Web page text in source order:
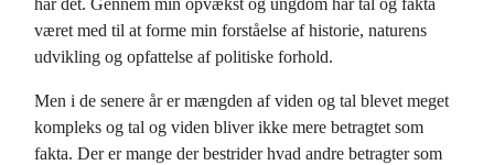
har det. Gennem min opvækst og ungdom har tal og fakta
været med til at forme min forståelse af historie, naturens
udvikling og opfattelse af politiske forhold.
Men i de senere år er mængden af viden og tal blevet meget
kompleks og tal og viden bliver ikke mere betragtet som
fakta. Der er mange der bestrider hvad andre betragter som